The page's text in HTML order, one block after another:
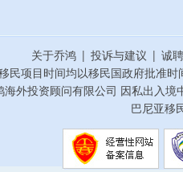
关于乔鸿 | 投诉与建议 | 诚
民项目时间均以移民国政府批准
外投资顾问有限公司 因私出入
巴尼亚移